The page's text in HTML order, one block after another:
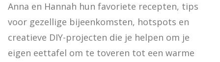
Anna en Hannah hun favoriete recepten, tips
voor gezellige bijeenkomsten, hotspots en
creatieve DIY-projecten die je helpen om je
eigen eettafel om te toveren tot een warme